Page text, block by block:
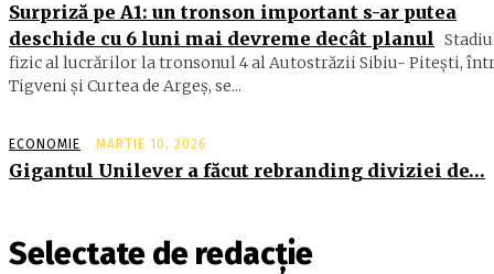
Surpriză pe A1: un tronson important s-ar putea
deschide cu 6 luni mai devreme decât planul
fizic al lucrărilor la tronsonul 4 al Autostrăzii Sibiu- Piteşti,
Tigveni şi Curtea de Argeş, se...
ECONOMIE MARTIE 10, 2026
Gigantul Unilever a făcut rebranding diviziei de…
Selectate de redacție